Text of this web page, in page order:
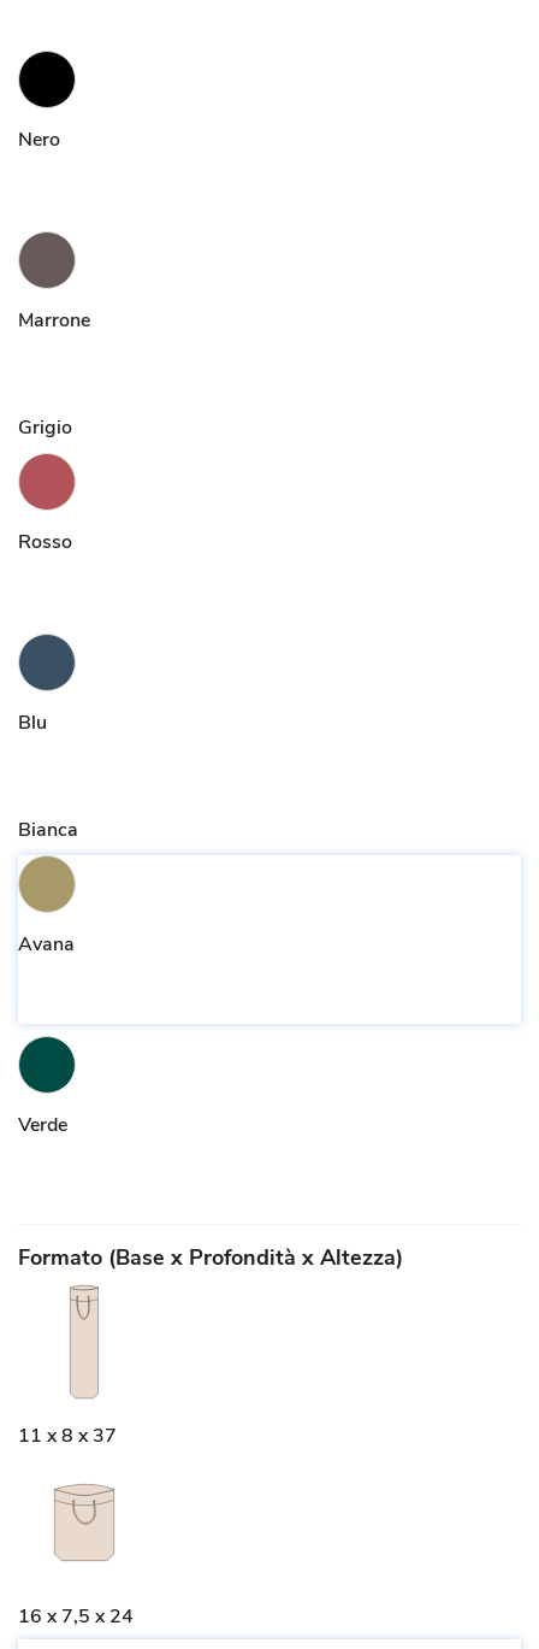
Nero
Marrone
Grigio
Rosso
Blu
Bianca
Avana
Verde
Formato (Base x Profondità x Altezza)
11 x 8 x 37
16 x 7,5 x 24